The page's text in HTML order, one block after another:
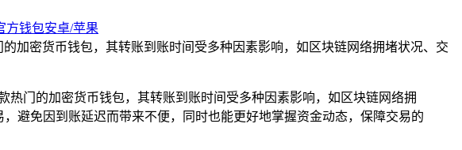
方钱包安卓/苹果
加密货币钱包，其转账到账时间受多种因素影响，如区块链网络拥堵状况、交
热门的加密货币钱包，其转账到账时间受多种因素影响，如区块链网络拥
避免因到账延迟而带来不便，同时也能更好地掌握资金动态，保障交易的